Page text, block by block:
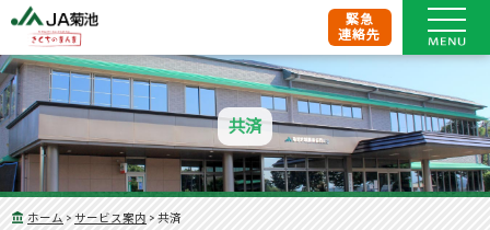
緊急
連絡先
共済
ホーム > サービス案内 > 共済